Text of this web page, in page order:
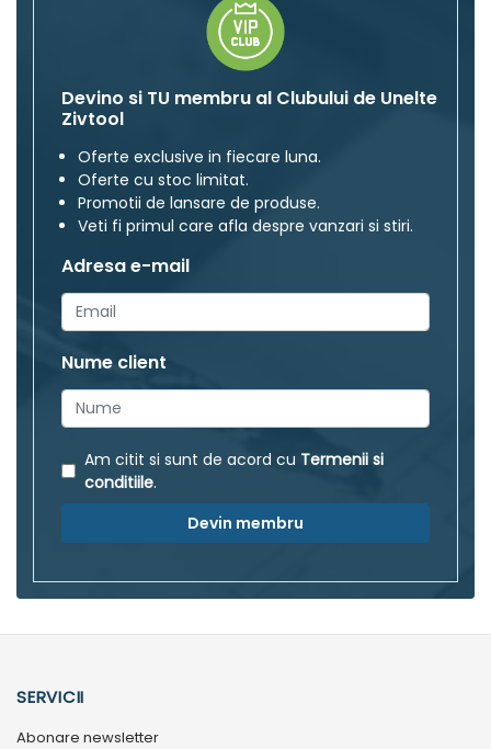
Devino si TU membru al Clubului de Unelte
Zivtool
Oferte exclusive in fiecare luna.
Oferte cu stoc limitat.
Promotii de lansare de produse.
Veti fi primul care afla despre vanzari si stiri.
Adresa e-mail
Nume client
Am citit si sunt de acord cu Termenii si
conditiile.
Devin membru
SERVICII
Abonare newsletter